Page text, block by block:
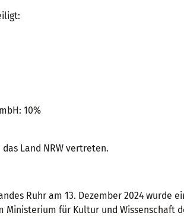
10%
Land NRW vertreten.
Ruhr am 13. Dezember 2024 wurde
für Kultur und Wissenschaft